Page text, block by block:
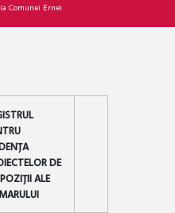
Comunei Ernei
DE
ALE